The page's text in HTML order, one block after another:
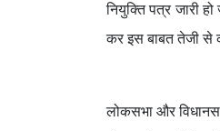
नियुक्ति पत्र जारी
कर इस बाबत तेजी से
लोकसभा और